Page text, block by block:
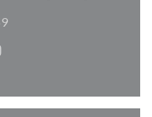
((apre una nuova
((apre una